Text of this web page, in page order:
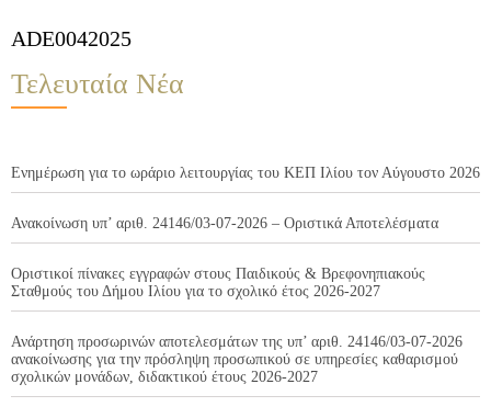
ADE0042025
Τελευταία Νέα
Ενημέρωση για το ωράριο λειτουργίας του ΚΕΠ Ιλίου τον Αύγουστο 2026
Ανακοίνωση υπ’ αριθ. 24146/03-07-2026 – Οριστικά Αποτελέσματα
Οριστικοί πίνακες εγγραφών στους Παιδικούς & Βρεφονηπιακούς
Σταθμούς του Δήμου Ιλίου για το σχολικό έτος 2026-2027
Ανάρτηση προσωρινών αποτελεσμάτων της υπ’ αριθ. 24146/03-07-2026
ανακοίνωσης για την πρόσληψη προσωπικού σε υπηρεσίες καθαρισμού
σχολικών μονάδων, διδακτικού έτους 2026-2027